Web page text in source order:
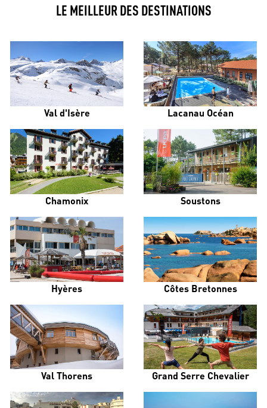
LE MEILLEUR DES DESTINATIONS
Val d'Isère Lacanau Océan
Chamonix Soustons
Hyères Côtes Bretonnes
Val Thorens Grand Serre Chevalier